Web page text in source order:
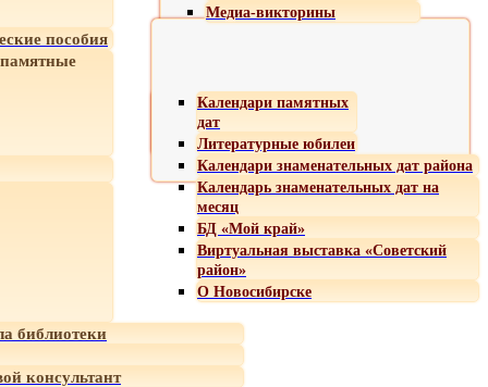
Медиа-викторины
пособия
Календари памятных
дат
Литературные юбилеи
Календари знаменательных дат района
Календарь знаменательных дат на
месяц
БД «Мой край»
Виртуальная выставка «Советский
район»
О Новосибирске
библиотеки
консультант